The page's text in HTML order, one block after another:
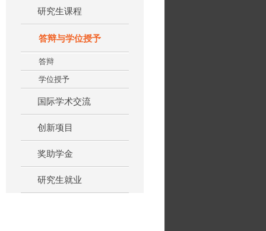
研究生课程
答辩与学位授予
答辩
学位授予
国际学术交流
创新项目
奖助学金
研究生就业